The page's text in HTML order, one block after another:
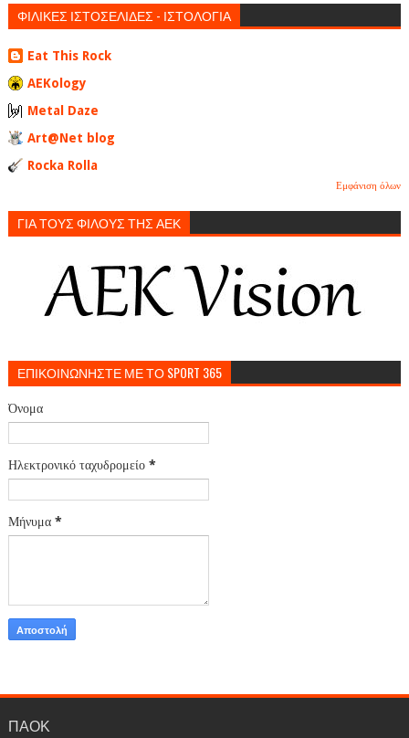
ΦΙΛΙΚΕΣ ΙΣΤΟΣΕΛΙΔΕΣ - ΙΣΤΟΛΟΓΙΑ
Eat This Rock
AEKology
Metal Daze
Art@Net blog
Rocka Rolla
Εμφάνιση όλων
ΓΙΑ ΤΟΥΣ ΦΙΛΟΥΣ ΤΗΣ ΑΕΚ
ΕΠΙΚΟΙΝΩΝΗΣΤΕ ΜΕ ΤΟ SPORT 365
Όνομα
Ηλεκτρονικό ταχυδρομείο *
Μήνυμα *
ΠΑΟΚ